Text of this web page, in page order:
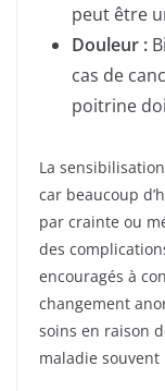
peut être
Douleur :
cas de
poitrine
La
car beaucoup
par crainte ou
des
encouragés à
changement
soins en raison
maladie souvent